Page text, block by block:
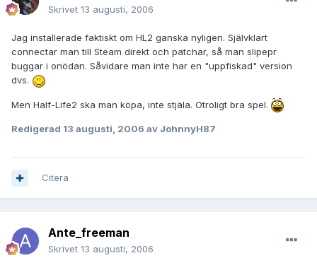
Skrivet 13 augusti, 2006
Jag installerade faktiskt om HL2 ganska nyligen. Självklart
connectar man till Steam direkt och patchar, så man slipepr
buggar i onödan. Såvidare man inte har en "uppfiskad" version
dvs.
Men Half-Life2 ska man köpa, inte stjäla. Otroligt bra spel.
Redigerad 13 augusti, 2006 av JohnnyH87
Citera
Ante_freeman
Skrivet 13 augusti, 2006